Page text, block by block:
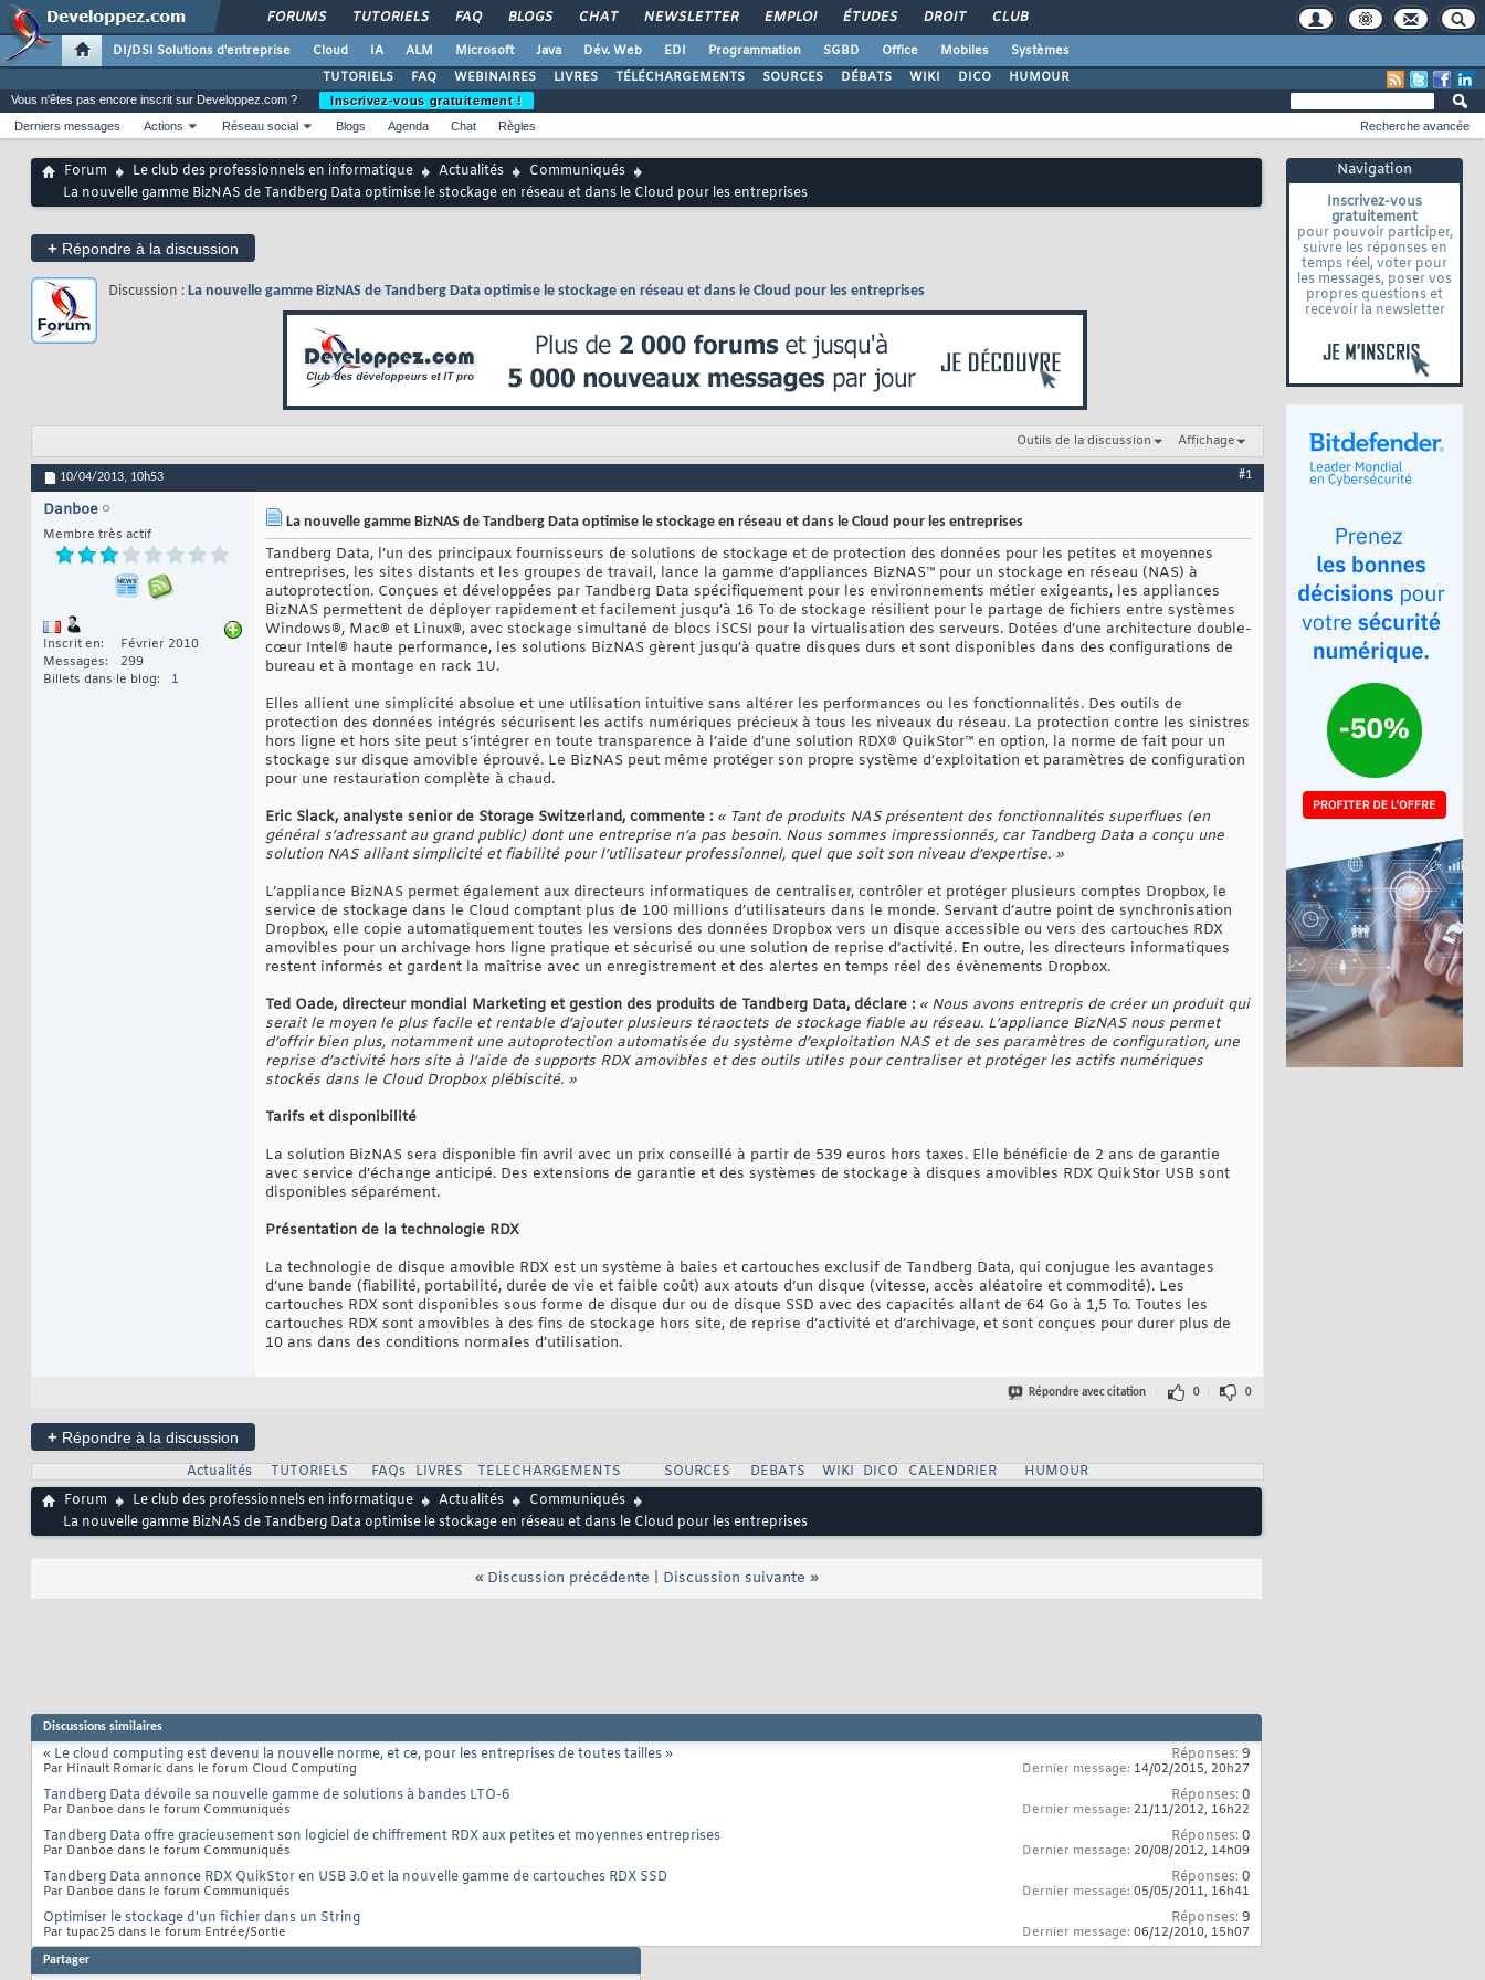
FORUMS TUTORIELS FAQ BLOGS CHAT NEWSLETTER EMPLOI ÉTUDES DROIT CLUB
DI/DSI Solutions d'entreprise Cloud IA ALM Microsoft Java Dév. Web EDI Programmation SGBD Office Mobiles
Systèmes
TUTORIELS
FAQ WEBINAIRES LIVRES TÉLÉCHARGEMENTS SOURCES DÉBATS WIKI DICO HUMOUR
Navigation
Inscrivez-vous
gratuitement
pour pouvoir participer,
suivre les réponses en
temps réel, voter pour
les messages, poser vos
propres questions et
recevoir la newsletter
Vous n'êtes pas encore inscrit sur Developpez.com ?
Inscrivez-vous gratuitement !
Derniers messages
Actions Réseau social Blogs Agenda Chat Règles Recherche avancée
Forum Le club des professionnels en informatique Actualités
Communiqués
La nouvelle gamme BizNAS de Tandberg Data optimise le stockage en réseau et dans le Cloud pour les entreprises
+ Répondre à la discussion
Discussion : La nouvelle gamme BizNAS de Tandberg Data optimise le stockage en réseau et dans le Cloud pour les entreprises
Outils de la discussion Affichage
10/04/2013, 10h53 #1
Danboe
Membre très actif
Inscrit en
Février 2010
Messages
299
Billets dans le blog
1
La nouvelle gamme BizNAS de Tandberg Data optimise le stockage en réseau et dans le Cloud pour les entreprises
Tandberg Data, l’un des principaux fournisseurs de solutions de stockage et de protection des données pour les petites et moyennes
entreprises, les sites distants et les groupes de travail, lance la gamme d’appliances BizNAS™ pour un stockage en réseau (NAS) à
autoprotection. Conçues et développées par Tandberg Data spécifiquement pour les environnements métier exigeants, les appliances
BizNAS permettent de déployer rapidement et facilement jusqu’à 16 To de stockage résilient pour le partage de fichiers entre systèmes
Windows®, Mac® et Linux®, avec stockage simultané de blocs iSCSI pour la virtualisation des serveurs. Dotées d’une architecture double-
cœur Intel® haute performance, les solutions BizNAS gèrent jusqu’à quatre disques durs et sont disponibles dans des configurations de
bureau et à montage en rack 1U.
Elles allient une simplicité absolue et une utilisation intuitive sans altérer les performances ou les fonctionnalités. Des outils de
protection des données intégrés sécurisent les actifs numériques précieux à tous les niveaux du réseau. La protection contre les sinistres
hors ligne et hors site peut s’intégrer en toute transparence à l’aide d’une solution RDX® QuikStor™ en option, la norme de fait pour un
stockage sur disque amovible éprouvé. Le BizNAS peut même protéger son propre système d’exploitation et paramètres de configuration
pour une restauration complète à chaud.
Eric Slack, analyste senior de Storage Switzerland, commente : « Tant de produits NAS présentent des fonctionnalités superflues (en
général s’adressant au grand public) dont une entreprise n’a pas besoin. Nous sommes impressionnés, car Tandberg Data a conçu une
solution NAS alliant simplicité et fiabilité pour l’utilisateur professionnel, quel que soit son niveau d’expertise. »
L’appliance BizNAS permet également aux directeurs informatiques de centraliser, contrôler et protéger plusieurs comptes Dropbox, le
service de stockage dans le Cloud comptant plus de 100 millions d’utilisateurs dans le monde. Servant d’autre point de synchronisation
Dropbox, elle copie automatiquement toutes les versions des données Dropbox vers un disque accessible ou vers des cartouches RDX
amovibles pour un archivage hors ligne pratique et sécurisé ou une solution de reprise d’activité. En outre, les directeurs informatiques
restent informés et gardent la maîtrise avec un enregistrement et des alertes en temps réel des évènements Dropbox.
Ted Oade, directeur mondial Marketing et gestion des produits de Tandberg Data, déclare : « Nous avons entrepris de créer un produit qui
serait le moyen le plus facile et rentable d’ajouter plusieurs téraoctets de stockage fiable au réseau. L’appliance BizNAS nous permet
d’offrir bien plus, notamment une autoprotection automatisée du système d’exploitation NAS et de ses paramètres de configuration, une
reprise d’activité hors site à l’aide de supports RDX amovibles et des outils utiles pour centraliser et protéger les actifs numériques
stockés dans le Cloud Dropbox plébiscité. »
Tarifs et disponibilité
La solution BizNAS sera disponible fin avril avec un prix conseillé à partir de 539 euros hors taxes. Elle bénéficie de 2 ans de garantie
avec service d’échange anticipé. Des extensions de garantie et des systèmes de stockage à disques amovibles RDX QuikStor USB sont
disponibles séparément.
Présentation de la technologie RDX
La technologie de disque amovible RDX est un système à baies et cartouches exclusif de Tandberg Data, qui conjugue les avantages
d’une bande (fiabilité, portabilité, durée de vie et faible coût) aux atouts d’un disque (vitesse, accès aléatoire et commodité). Les
cartouches RDX sont disponibles sous forme de disque dur ou de disque SSD avec des capacités allant de 64 Go à 1,5 To. Toutes les
cartouches RDX sont amovibles à des fins de stockage hors site, de reprise d’activité et d’archivage, et sont conçues pour durer plus de
10 ans dans des conditions normales d’utilisation.
Répondre avec citation 0 0
+ Répondre à la discussion
Actualités
TUTORIELS FAQs LIVRES TELECHARGEMENTS SOURCES DEBATS WIKI DICO CALENDRIER
HUMOUR
Forum
Le club des professionnels en informatique Actualités
Communiqués
La nouvelle gamme BizNAS de Tandberg Data optimise le stockage en réseau et dans le Cloud pour les entreprises
« Discussion précédente Discussion suivante »
Discussions similaires
« Le cloud computing est devenu la nouvelle norme, et ce, pour les entreprises de toutes tailles »
Par Hinault Romaric dans le forum Cloud Computing
Réponses:9
Dernier message: 14/02/2015, 20h27
Tandberg Data dévoile sa nouvelle gamme de solutions à bandes LTO-6
Par Danboe dans le forum Communiqués
Réponses:0
Dernier message: 21/11/2012, 16h22
Tandberg Data offre gracieusement son logiciel de chiffrement RDX aux petites et moyennes entreprises
Par Danboe dans le forum Communiqués
Réponses:0
Dernier message: 20/08/2012, 14h09
Tandberg Data annonce RDX QuikStor en USB 3.0 et la nouvelle gamme de cartouches RDX SSD
Par Danboe dans le forum Communiqués
Réponses:0
Dernier message: 05/05/2011, 16h41
Optimiser le stockage d'un fichier dans un String
Par tupac25 dans le forum Entrée/Sortie
Réponses:9
Dernier message: 06/12/2010, 15h07
Partager